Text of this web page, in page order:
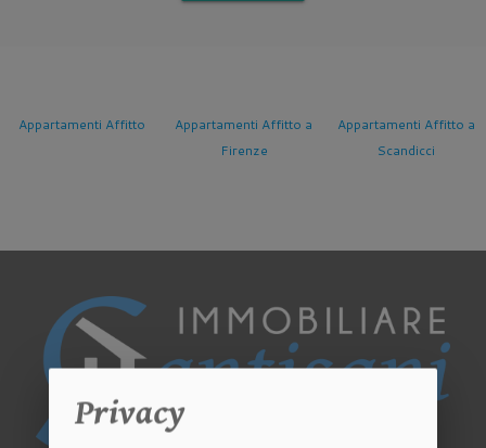
Appartamenti Affitto
Appartamenti Affitto a
Firenze
Appartamenti Affitto a
Scandicci
Privacy